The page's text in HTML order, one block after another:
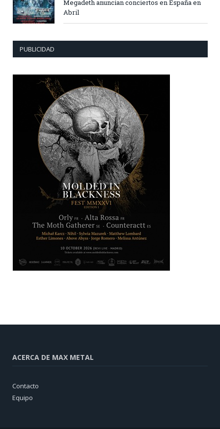
Megadeth anuncian conciertos en España en
Abril
PUBLICIDAD
ACERCA DE MAX METAL
Contacto
Equipo